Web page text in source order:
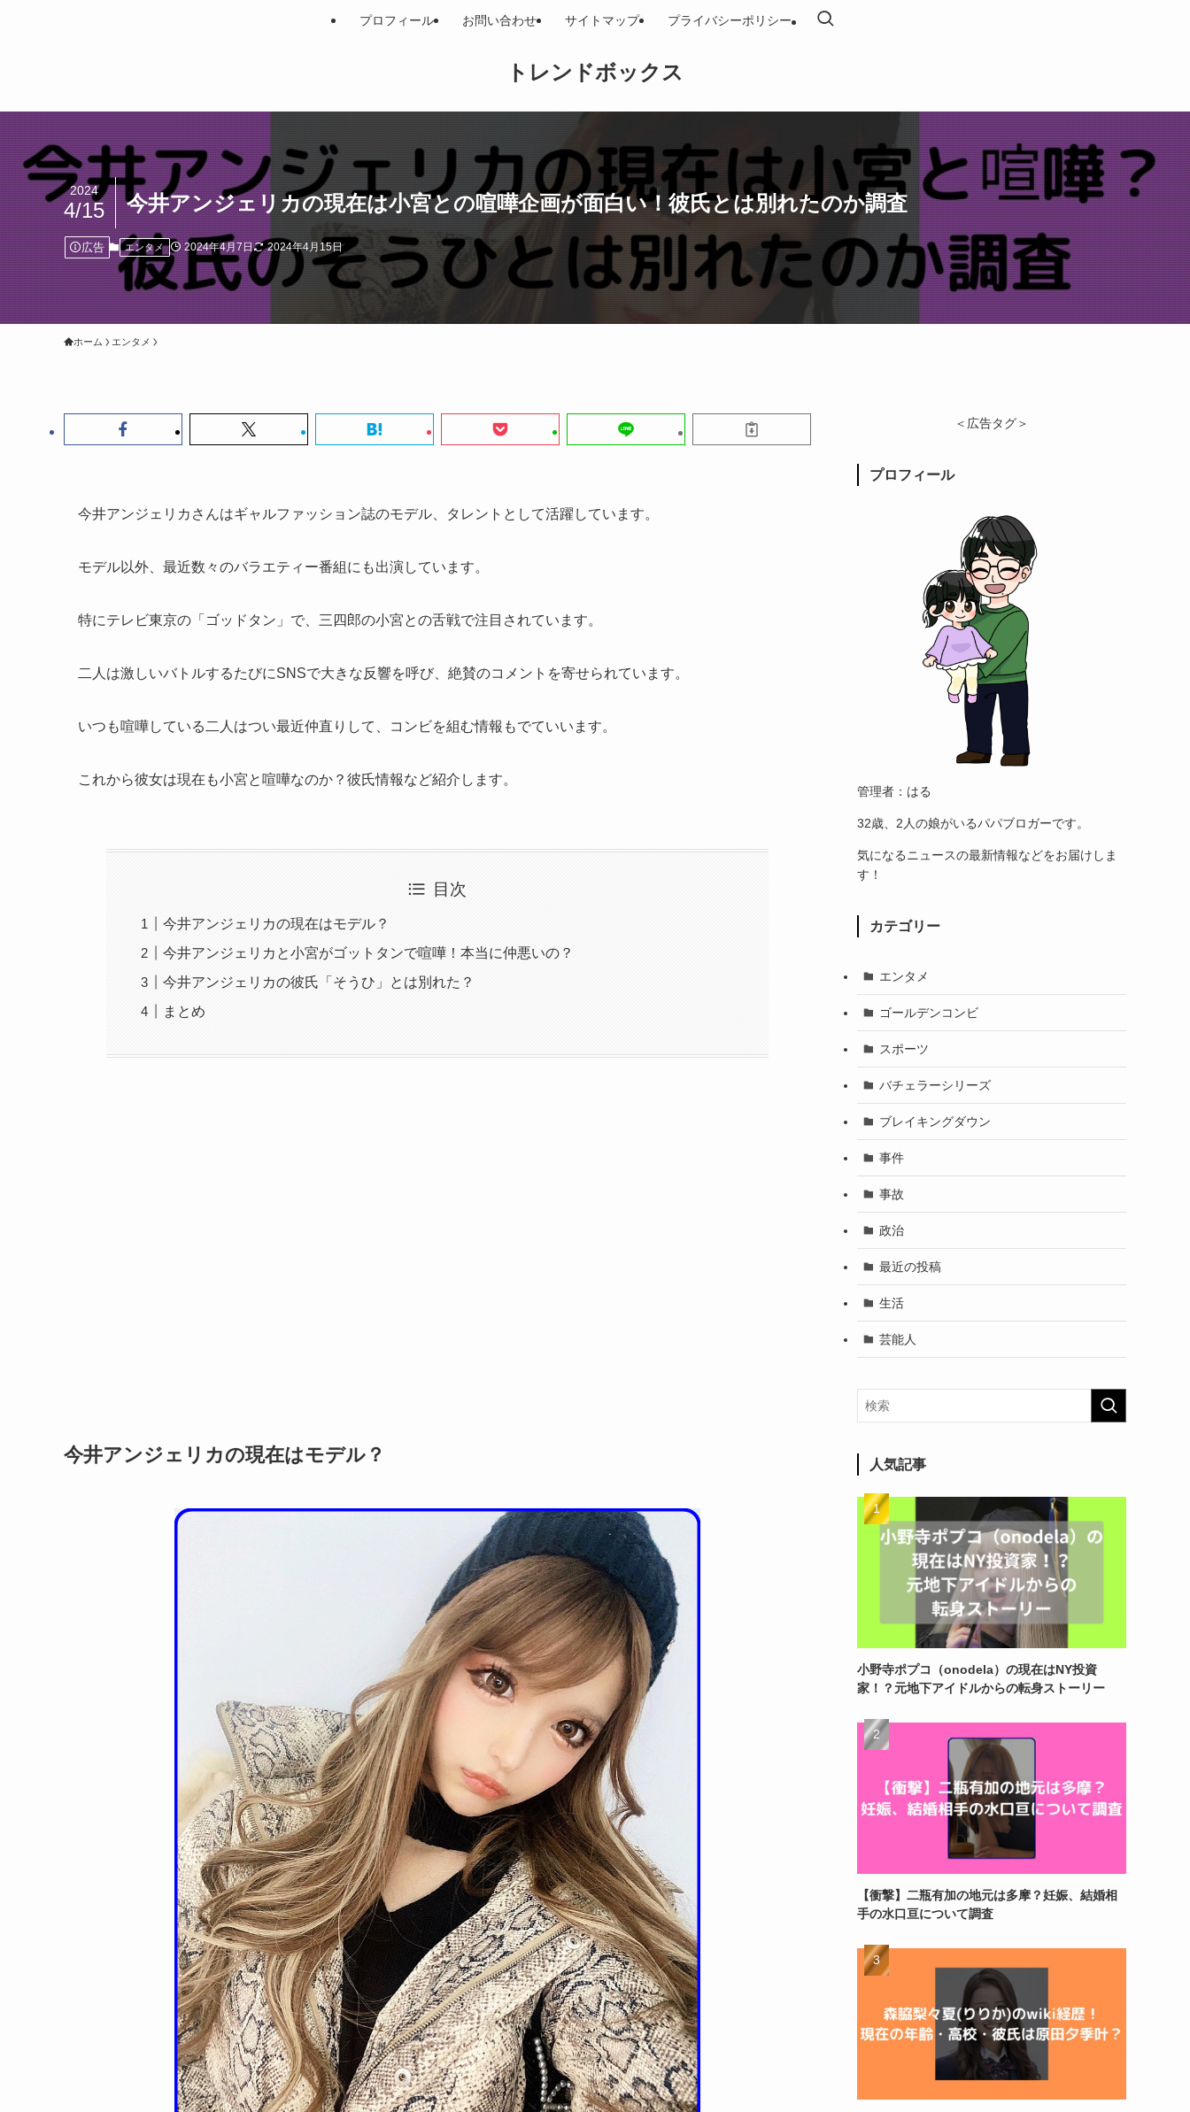
トレンドボックス
プロフィール お問い合わせ サイトマップ プライバシーポリシー
今井アンジェリカの現在は小宮との喧嘩企画が面白い！彼氏とは別れたのか調査
2024
4/15
広告 エンタメ 2024年4月7日 2024年4月15日
ホーム エンタメ
今井アンジェリカさんはギャルファッション誌のモデル、タレントとして活躍しています。
モデル以外、最近数々のバラエティー番組にも出演しています。
特にテレビ東京の「ゴッドタン」で、三四郎の小宮との舌戦で注目されています。
二人は激しいバトルするたびにSNSで大きな反響を呼び、絶賛のコメントを寄せられています。
いつも喧嘩している二人はつい最近仲直りして、コンビを組む情報もでていいます。
これから彼女は現在も小宮と喧嘩なのか？彼氏情報など紹介します。
目次
今井アンジェリカの現在はモデル？
今井アンジェリカと小宮がゴットタンで喧嘩！本当に仲悪いの？
今井アンジェリカの彼氏「そうひ」とは別れた？
まとめ
今井アンジェリカの現在はモデル？
＜広告タグ＞
プロフィール
管理者：はる
32歳、2人の娘がいるパパブロガーです。
気になるニュースの最新情報などをお届けしま
す！
カテゴリー
エンタメ
ゴールデンコンビ
スポーツ
バチェラーシリーズ
ブレイキングダウン
事件
事故
政治
最近の投稿
生活
芸能人
人気記事
小野寺ポプコ（onodela）の現在はNY投資
家！？元地下アイドルからの転身ストーリー
【衝撃】二瓶有加の地元は多摩？妊娠、結婚相
手の水口亘について調査